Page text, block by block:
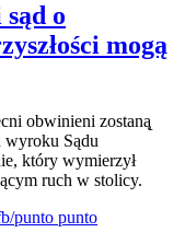
o
mogą
obwinieni zostaną̨
wyroku Sądu
który wymierzył
ruch w stolicy.